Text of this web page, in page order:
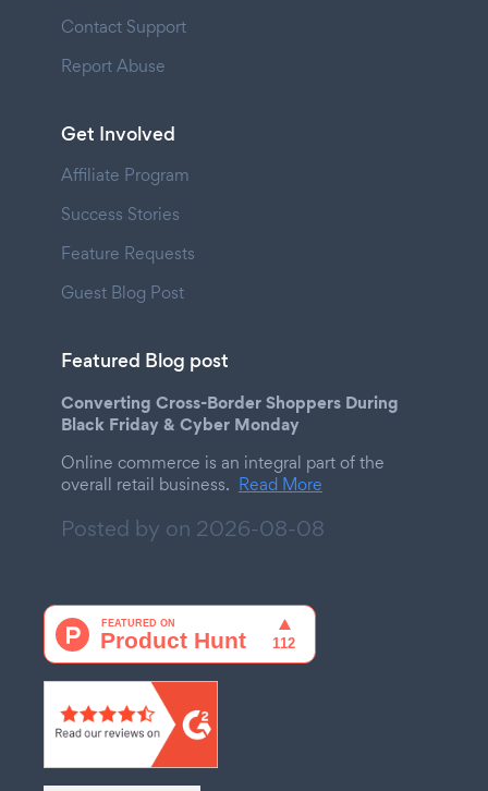
Contact Support
Report Abuse
Get Involved
Affiliate Program
Success Stories
Feature Requests
Guest Blog Post
Featured Blog post
Converting Cross-Border Shoppers During
Black Friday & Cyber Monday
Online commerce is an integral part of the
overall retail business. Read More
Posted by on 2026-08-08